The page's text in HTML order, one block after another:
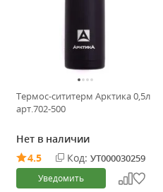
Термос-сититерм Арктика 0,5л
арт.702-500
Нет в наличии
4.5
Код: УТ000030259
Уведомить